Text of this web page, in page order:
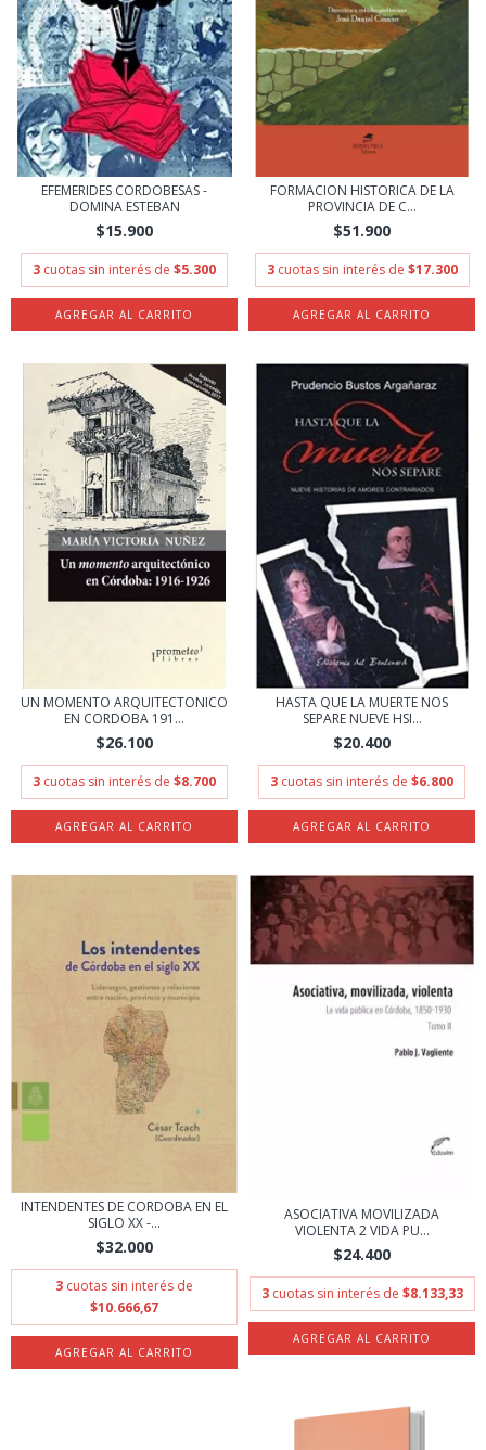
EFEMERIDES CORDOBESAS -
DOMINA ESTEBAN
$15.900
3 cuotas sin interés de $5.300
FORMACION HISTORICA DE LA
PROVINCIA DE C...
$51.900
3 cuotas sin interés de $17.300
UN MOMENTO ARQUITECTONICO
EN CORDOBA 191...
$26.100
3 cuotas sin interés de $8.700
HASTA QUE LA MUERTE NOS
SEPARE NUEVE HSI...
$20.400
3 cuotas sin interés de $6.800
INTENDENTES DE CORDOBA EN EL
SIGLO XX -...
$32.000
3 cuotas sin interés de
$10.666,67
ASOCIATIVA MOVILIZADA
VIOLENTA 2 VIDA PU...
$24.400
3 cuotas sin interés de $8.133,33